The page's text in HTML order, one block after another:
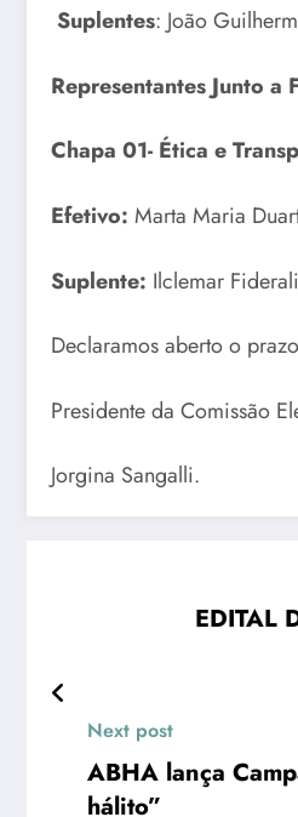
Suplentes: João
Representantes Junto
Chapa 01- Ética e
Efetivo: Marta Maria
Suplente: Ilclemar
Declaramos aberto o
Presidente da Comissão
Jorgina Sangalli.
EDITAL
Next post
ABHA lança
hálito”